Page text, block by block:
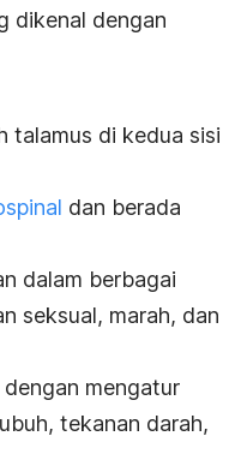
dikenal dengan
talamus di kedua sisi
dan berada
dalam berbagai
seksual, marah, dan
mengatur
tekanan darah,